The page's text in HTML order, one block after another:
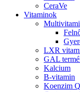
CeraVe
Vitaminok
LXR
GAL
Kalcium
B-vitamin
Koenzim